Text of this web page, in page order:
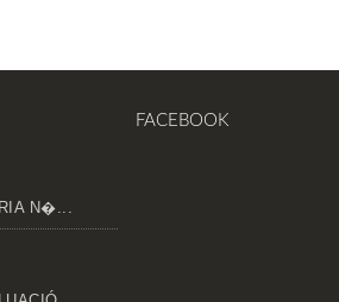
N�...
FACEBOOK